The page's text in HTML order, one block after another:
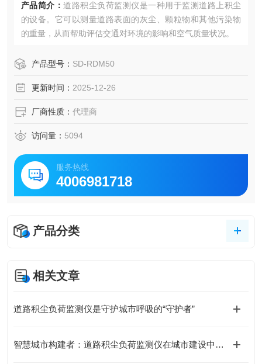
产品简介： 道路积尘负荷监测仪是一种用于监测道路上积尘
的设备。它可以测量道路表面的灰尘、颗粒物和其他污染物
的重量，从而帮助评估交通对环境的影响和空气质量状况。
产品型号： SD-RDM50
更新时间： 2025-12-26
厂商性质： 代理商
访问量： 5094
服务热线
4006981718
产品分类
相关文章
道路积尘负荷监测仪是守护城市呼吸的“守护者”
智慧城市构建者：道路积尘负荷监测仪在城市建设中的应用